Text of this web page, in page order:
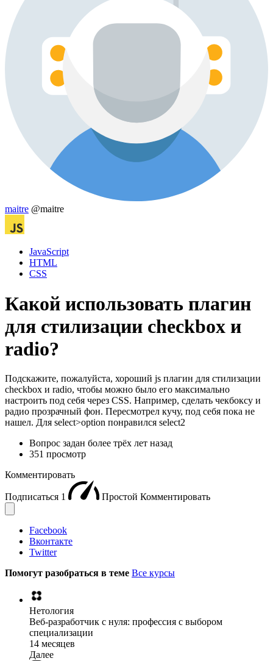
maitre @maitre
JavaScript
HTML
CSS
Какой использовать плагин
для стилизации checkbox и
radio?
Подскажите, пожалуйста, хороший js плагин для стилизации
checkbox и radio, чтобы можно было его максимально
настроить под себя через CSS. Например, сделать чекбоксу и
радио прозрачный фон. Пересмотрел кучу, под себя пока не
нашел. Для select>option понравился select2
Вопрос задан более трёх лет назад
351 просмотр
Комментировать
Подписаться 1 Простой Комментировать
Facebook
Вконтакте
Twitter
Помогут разобраться в теме Все курсы
Нетология
Веб-разработчик с нуля: профессия с выбором
специализации
14 месяцев
Далее